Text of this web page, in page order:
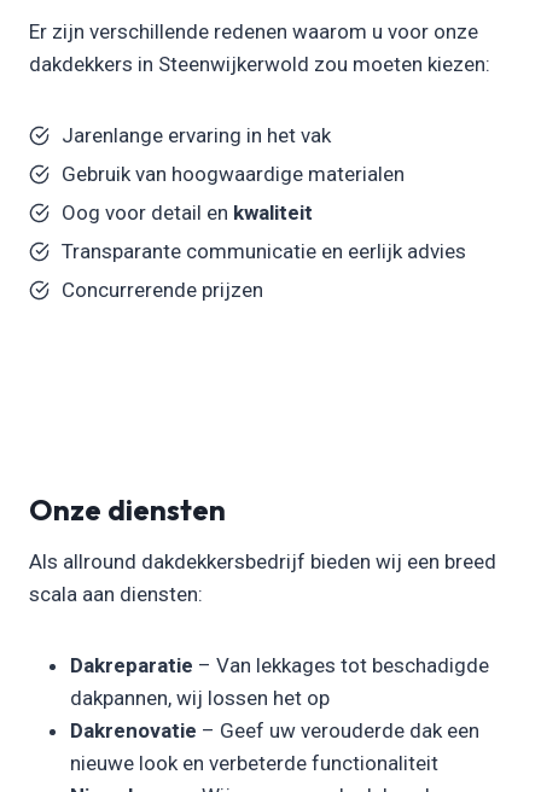
Er zijn verschillende redenen waarom u voor onze
dakdekkers in Steenwijkerwold zou moeten kiezen:
Jarenlange ervaring in het vak
Gebruik van hoogwaardige materialen
Oog voor detail en kwaliteit
Transparante communicatie en eerlijk advies
Concurrerende prijzen
Onze diensten
Als allround dakdekkersbedrijf bieden wij een breed
scala aan diensten:
Dakreparatie – Van lekkages tot beschadigde
dakpannen, wij lossen het op
Dakrenovatie – Geef uw verouderde dak een
nieuwe look en verbeterde functionaliteit